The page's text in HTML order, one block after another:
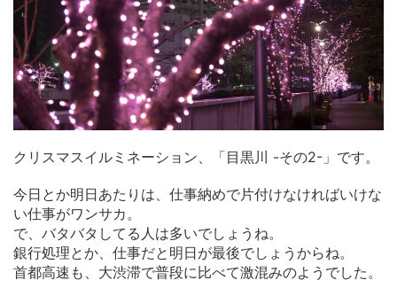
クリスマスイルミネーション、「目黒川 -その2-」です。
今日とか明日あたりは、仕事納めで片付けなければいけな
い仕事がワンサカ。
で、バタバタしてる人は多いでしょうね。
銀行処理とか、仕事だと明日が最後でしょうからね。
首都高速も、大渋滞で普段に比べて激混みのようでした。